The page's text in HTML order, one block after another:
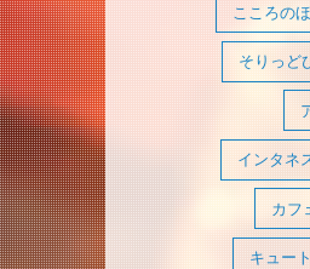
こころの
そりっど
インタネ
カフ
キュー